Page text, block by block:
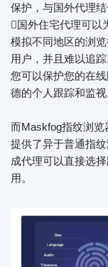
保护，与国外代理
国外住宅代理可以
模拟不同地区的浏
用户，并且难以追
您可以保护您的在
德的个人跟踪和监视
而Maskfog指纹浏览
提供了异于普通指
成代理可以直接选
用。